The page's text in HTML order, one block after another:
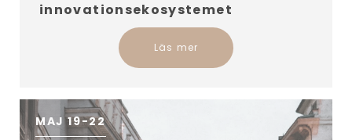
innovationsekosystemet
Läs mer
MAJ 19-22